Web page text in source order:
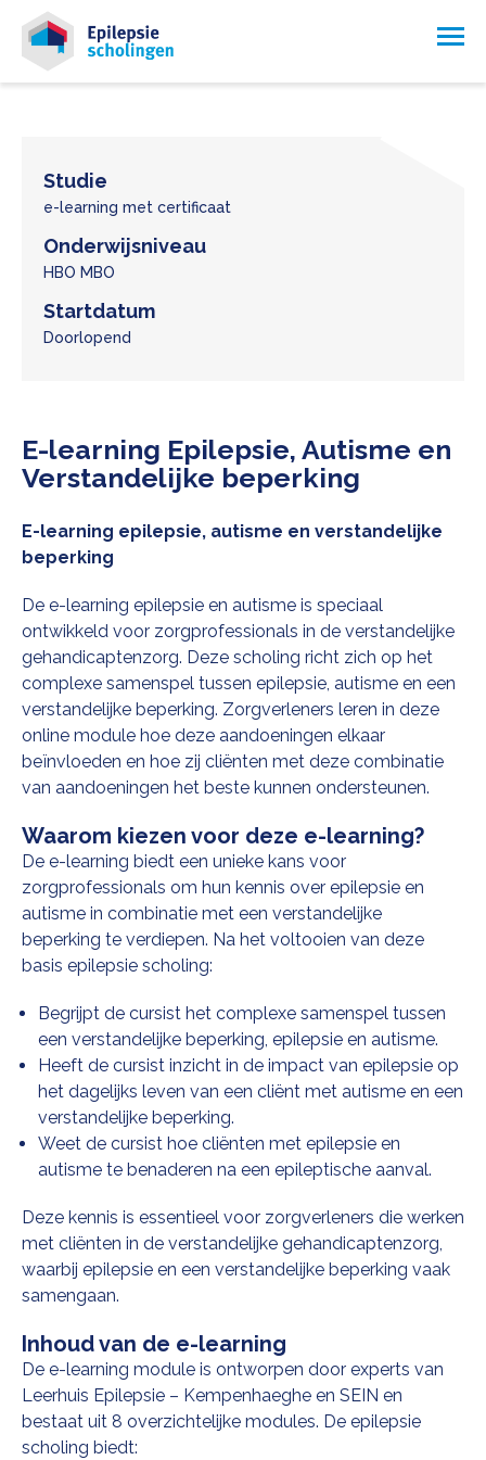
Studie
e-learning met certificaat
Onderwijsniveau
HBO MBO
Startdatum
Doorlopend
E-learning Epilepsie, Autisme en
Verstandelijke beperking
E-learning epilepsie, autisme en verstandelijke
beperking
De e-learning epilepsie en autisme is speciaal
ontwikkeld voor zorgprofessionals in de verstandelijke
gehandicaptenzorg. Deze scholing richt zich op het
complexe samenspel tussen epilepsie, autisme en een
verstandelijke beperking. Zorgverleners leren in deze
online module hoe deze aandoeningen elkaar
beïnvloeden en hoe zij cliënten met deze combinatie
van aandoeningen het beste kunnen ondersteunen.
Waarom kiezen voor deze e-learning?
De e-learning biedt een unieke kans voor
zorgprofessionals om hun kennis over epilepsie en
autisme in combinatie met een verstandelijke
beperking te verdiepen. Na het voltooien van deze
basis epilepsie scholing:
Begrijpt de cursist het complexe samenspel tussen
een verstandelijke beperking, epilepsie en autisme.
Heeft de cursist inzicht in de impact van epilepsie op
het dagelijks leven van een cliënt met autisme en een
verstandelijke beperking.
Weet de cursist hoe cliënten met epilepsie en
autisme te benaderen na een epileptische aanval.
Deze kennis is essentieel voor zorgverleners die werken
met cliënten in de verstandelijke gehandicaptenzorg,
waarbij epilepsie en een verstandelijke beperking vaak
samengaan.
Inhoud van de e-learning
De e-learning module is ontworpen door experts van
Leerhuis Epilepsie – Kempenhaeghe en SEIN en
bestaat uit 8 overzichtelijke modules. De epilepsie
scholing biedt: